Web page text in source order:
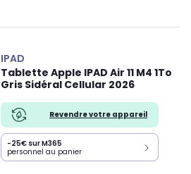
IPAD
Tablette Apple IPAD Air 11 M4 1To
Gris Sidéral Cellular 2026
Revendre votre appareil
-25€ sur M365
personnel au panier